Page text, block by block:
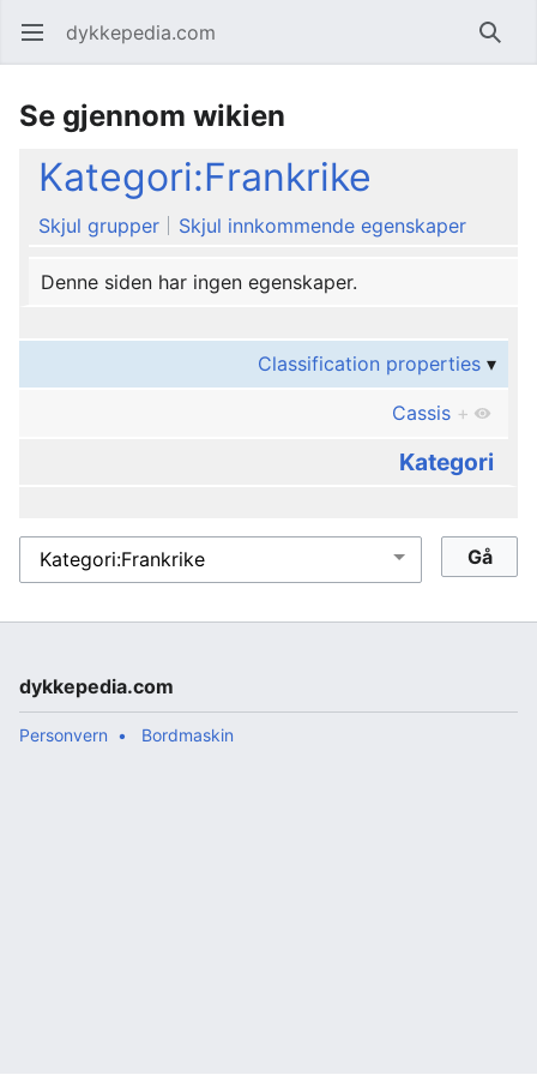
Åpne hovedmenyen dykkepedia.com Søk
Se gjennom wikien
Kategori:Frankrike
Skjul grupper Skjul innkommende egenskaper
Denne siden har ingen egenskaper.
Classification properties
Cassis +
Kategori
dykkepedia.com
Personvern Bordmaskin